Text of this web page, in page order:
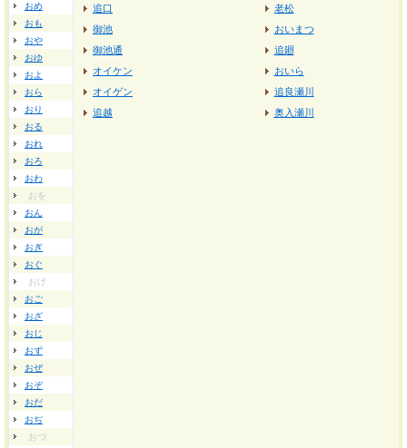
おめ
おも
おや
おゆ
およ
おら
おり
おる
おれ
おろ
おわ
おを
おん
おが
おぎ
おぐ
おげ
おご
おざ
おじ
おず
おぜ
おぞ
おだ
おぢ
おづ
追口
御池
御池通
オイケン
オイゲン
追越
老松
おいまつ
追廻
おいら
追良瀬川
奥入瀬川